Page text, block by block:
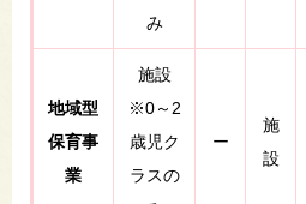
み
地域型
保育事
業
施設
※0～2
歳児ク
ラスの
ー
施
設